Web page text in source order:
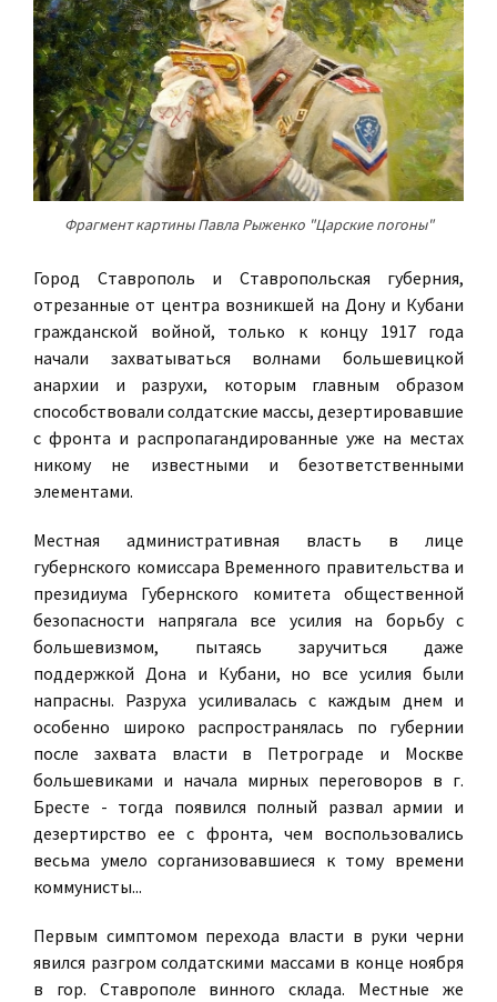
Фрагмент картины Павла Рыженко "Царские погоны"
Город Ставрополь и Ставропольская губерния,
отрезанные от центра возникшей на Дону и Кубани
гражданской войной, только к концу 1917 года
начали захватываться волнами большевицкой
анархии и разрухи, которым главным образом
способствовали солдатские массы, дезертировавшие
с фронта и распропагандированные уже на местах
никому не известными и безответственными
элементами.
Местная административная власть в лице
губернского комиссара Временного правительства и
президиума Губернского комитета общественной
безопасности напрягала все усилия на борьбу с
большевизмом, пытаясь заручиться даже
поддержкой Дона и Кубани, но все усилия были
напрасны. Разруха усиливалась с каждым днем и
особенно широко распространялась по губернии
после захвата власти в Петрограде и Москве
большевиками и начала мирных переговоров в г.
Бресте - тогда появился полный развал армии и
дезертирство ее с фронта, чем воспользовались
весьма умело сорганизовавшиеся к тому времени
коммунисты...
Первым симптомом перехода власти в руки черни
явился разгром солдатскими массами в конце ноября
в гор. Ставрополе винного склада. Местные же